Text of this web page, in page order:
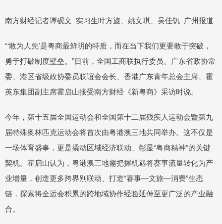
南方财经记者谭砚文 实习生叶方旋、姚文琪、吴佳钒 广州报道
“‘敢为人先’是粤商最鲜明的特质，而在当下我们更要敢于突破，
勇于打破制度壁垒。”日前，全国工商联执行委员、广东省政协常
委、港区省级政协委员联谊会会长、香港广东青年总会主席、霍
英东集团副主席霍启山接受南方财经《新粤商》采访时说。
今年，第十五届全国运动会和全国第十二届残疾人运动会暨第九
届特殊奥林匹克运动会将首次由粤港澳三地共同举办。这不仅是
一场体育盛事，更是撬动区域经济联动、彰显“粤商精神”的关键
契机。霍启山认为，粤港澳三地需把握机遇将赛事流量转化为产
业增量，创造更多跨界别联动、打造“赛事—文旅—消费”生态
链，探索将全运会积累的跨地域协作经验延伸至更广泛的产业融
合。